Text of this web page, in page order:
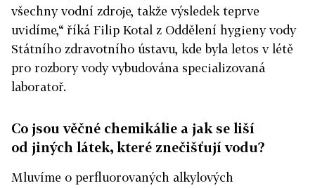
všechny vodní zdroje, takže výsledek teprve
uvidíme,“ říká Filip Kotal z Oddělení hygieny vody
Státního zdravotního ústavu, kde byla letos v létě
pro rozbory vody vybudována specializovaná
laboratoř.
Co jsou věčné chemikálie a jak se liší
od jiných látek, které znečišťují vodu?
Mluvíme o perfluorovaných alkylových